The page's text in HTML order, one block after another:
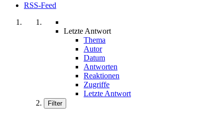
RSS-Feed
Letzte Antwort
Thema
Autor
Datum
Antworten
Reaktionen
Zugriffe
Letzte Antwort
Filter